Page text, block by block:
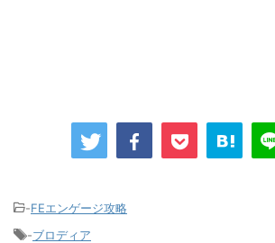
-FEエンゲージ攻略
-ブロディア